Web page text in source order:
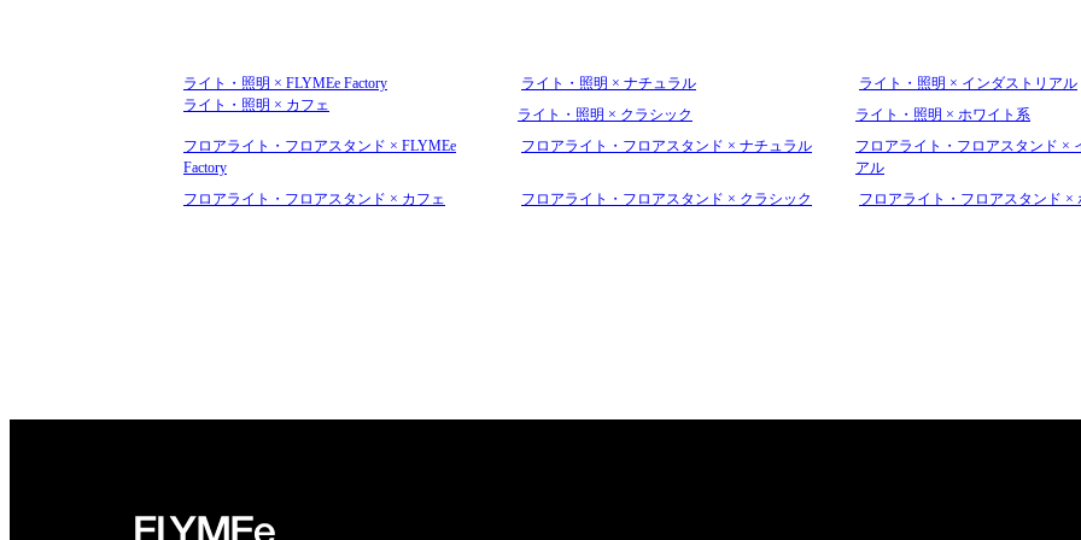
ライト・照明 × FLYMEe Factory ライト・照明 × ナチュラル
ライト・照明 × インダストリアル
ライト・照明 × カフェ
ライト・照明 × クラシック
ライト・照明 × ホワイト系
フロアライト・フロアスタンド × FLYMEe
Factory
フロアライト・フロアスタンド × ナチュラル
フロアライト・フロアスタンド ×
アル
フロアライト・フロアスタンド × カフェ
フロアライト・フロアスタンド × クラシック フロアライト・フロアスタンド ×